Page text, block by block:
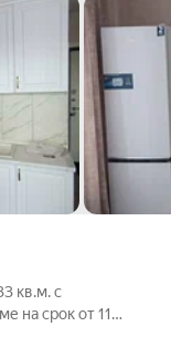
кв.м. с
на срок от 11